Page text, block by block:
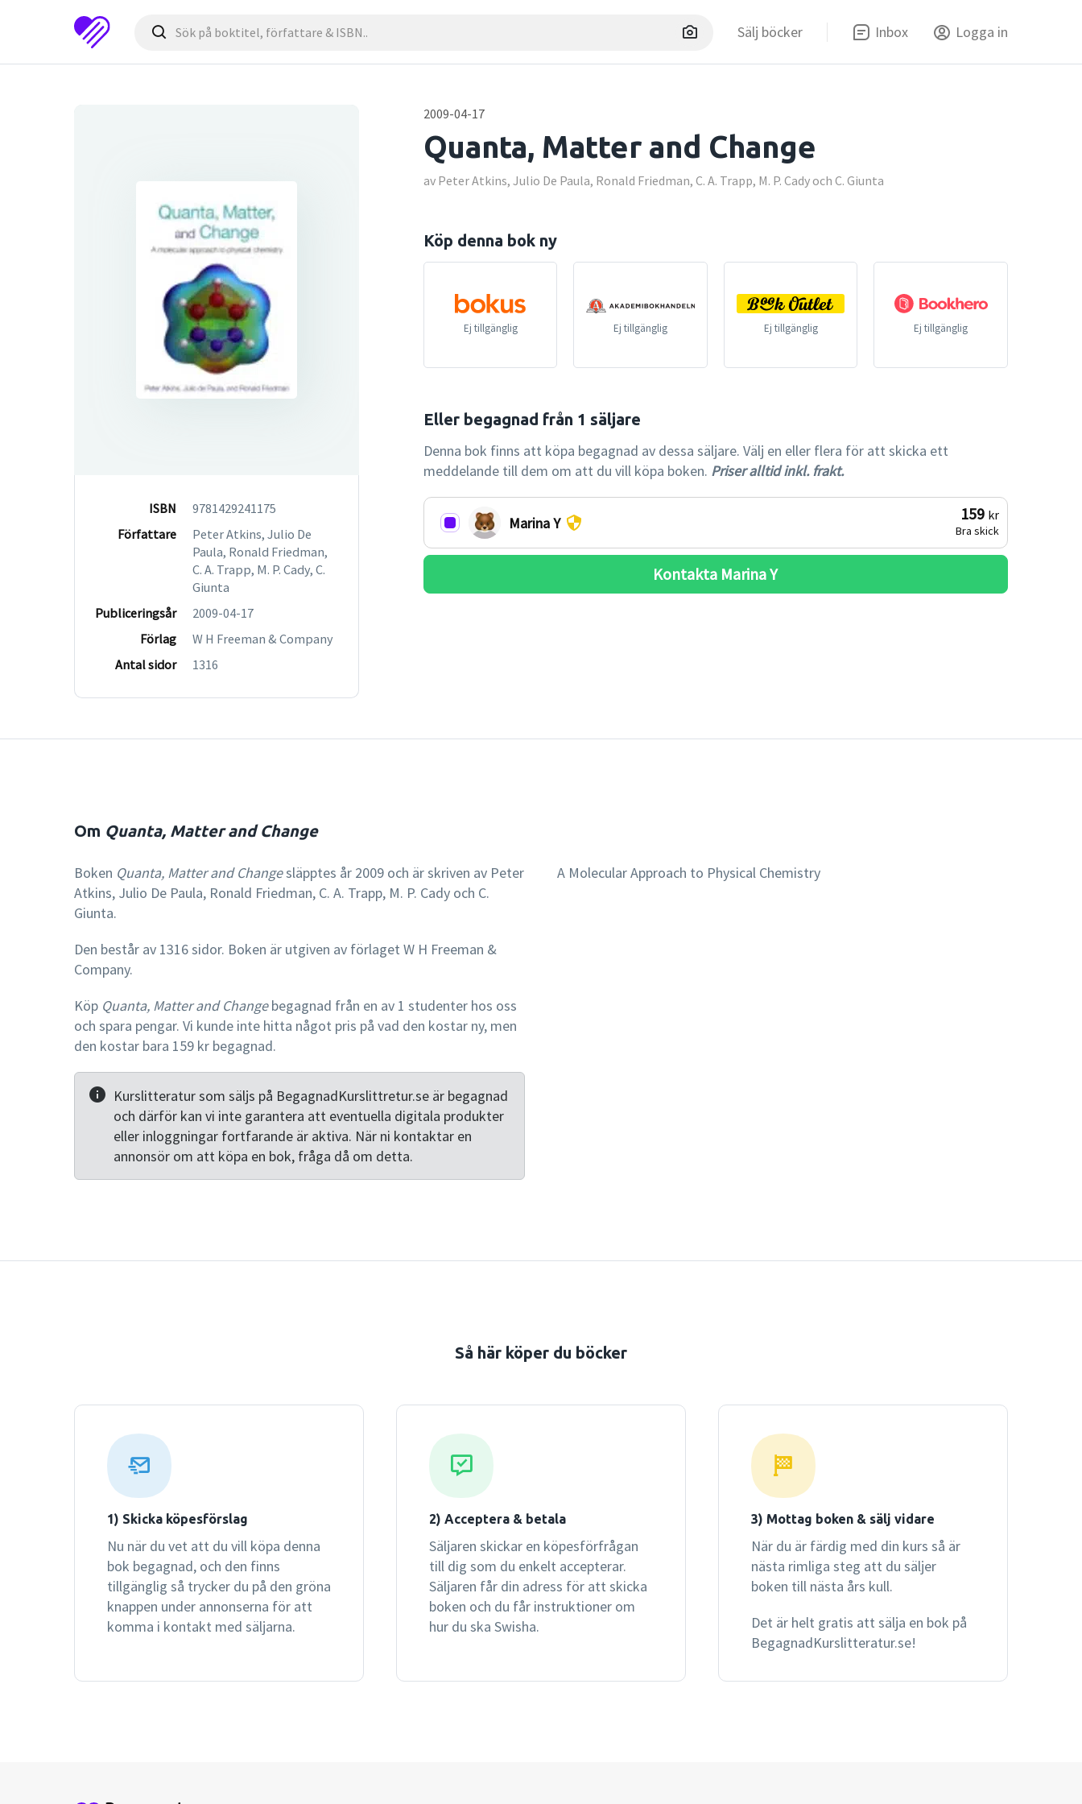
Sälj böcker Inbox Logga in
ISBN
9781429241175
Författare
Peter Atkins, Julio De
Paula, Ronald Friedman,
C. A. Trapp, M. P. Cady, C.
Giunta
Publiceringsår
2009-04-17
Förlag
W H Freeman & Company
Antal sidor
1316
2009-04-17
Quanta, Matter and Change
av Peter Atkins, Julio De Paula, Ronald Friedman, C. A. Trapp, M. P. Cady och C. Giunta
Köp denna bok ny
Ej tillgänglig Ej tillgänglig Ej tillgänglig Ej tillgänglig
Denna bok finns att köpa begagnad av dessa säljare. Välj en eller flera för att skicka ett
meddelande till dem om att du vill köpa boken. Priser alltid inkl. frakt.
Marina Y 159 kr
Bra skick
Kontakta Marina Y
Om Quanta, Matter and Change
Boken Quanta, Matter and Changesläpptes år 2009 och är skriven av Peter
Atkins, Julio De Paula, Ronald Friedman, C. A. Trapp, M. P. Cady och C.
Giunta.
Den består av 1316 sidor. Boken är utgiven av förlaget W H Freeman &
Company.
Köp Quanta, Matter and Changebegagnad från en av 1 studenter hos oss
och spara pengar. Vi kunde inte hitta något pris på vad den kostar ny, men
den kostar bara 159 kr begagnad.
Kurslitteratur som säljs på BegagnadKurslittretur.se är begagnad
och därför kan vi inte garantera att eventuella digitala produkter
eller inloggningar fortfarande är aktiva. När ni kontaktar en
annonsör om att köpa en bok, fråga då om detta.
A Molecular Approach to Physical Chemistry
Så här köper du böcker
1) Skicka köpesförslag
Nu när du vet att du vill köpa denna
bok begagnad, och den finns
tillgänglig så trycker du på den gröna
knappen under annonserna för att
komma i kontakt med säljarna.
2) Acceptera & betala
Säljaren skickar en köpesförfrågan
till dig som du enkelt accepterar.
Säljaren får din adress för att skicka
boken och du får instruktioner om
hur du ska Swisha.
3) Mottag boken & sälj vidare
När du är färdig med din kurs så är
nästa rimliga steg att du säljer
boken till nästa års kull.
Det är helt gratis att sälja en bok på
BegagnadKurslitteratur.se!